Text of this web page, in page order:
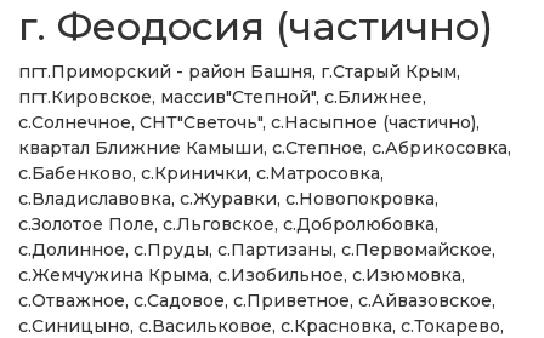
г. Феодосия (частично)
пгт.Приморский - район Башня, г.Старый Крым,
пгт.Кировское, массив"Степной", с.Ближнее,
с.Солнечное, СНТ"Светочь", с.Насыпное (частично),
квартал Ближние Камыши, с.Степное, с.Абрикосовка,
с.Бабенково, с.Кринички, с.Матросовка,
с.Владиславовка, с.Журавки, с.Новопокровка,
с.Золотое Поле, с.Льговское, с.Добролюбовка,
с.Долинное, с.Пруды, с.Партизаны, с.Первомайское,
с.Жемчужина Крыма, с.Изобильное, с.Изюмовка,
с.Отважное, с.Садовое, с.Приветное, с.Айвазовское,
с.Синицыно, с.Васильковое, с.Красновка, с.Токарево,